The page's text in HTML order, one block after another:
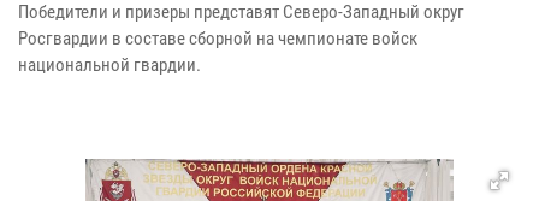
Победители и призеры представят Северо-Западный округ
Росгвардии в составе сборной на чемпионате войск
национальной гвардии.